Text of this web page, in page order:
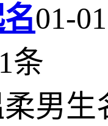
01-01
条
男生